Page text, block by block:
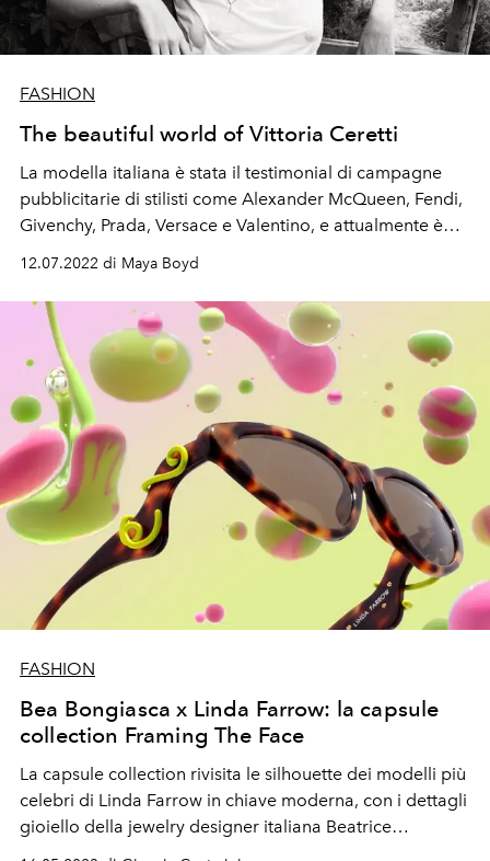
FASHION
The beautiful world of Vittoria Ceretti
La modella italiana è stata il testimonial di campagne
pubblicitarie di stilisti come Alexander McQueen, Fendi,
Givenchy, Prada, Versace e Valentino, e attualmente è
con il marito, il DJ e produttore Matteo Milleri. La coppia
si è sposata con una semplice cerimonia a Es Cubells a
giugno 2020.
12.07.2022 di Maya Boyd
FASHION
Bea Bongiasca x Linda Farrow: la capsule
collection Framing The Face
La capsule collection rivisita le silhouette dei modelli più
celebri di Linda Farrow in chiave moderna, con i dettagli
gioiello della jewelry designer italiana Beatrice